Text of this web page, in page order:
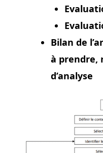
Bilan de
à prendre,
d’analyse